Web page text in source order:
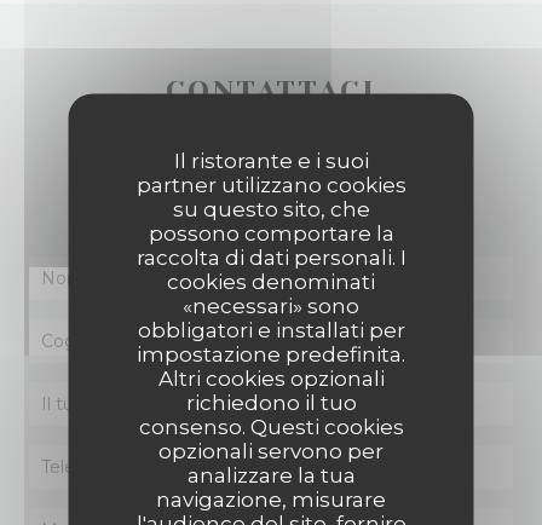
Il ristorante e i suoi
partner utilizzano cookies
su questo sito, che
possono comportare la
raccolta di dati personali. I
cookies denominati
«necessari» sono
obbligatori e installati per
impostazione predefinita.
Altri cookies opzionali
richiedono il tuo
consenso. Questi cookies
opzionali servono per
analizzare la tua
navigazione, misurare
CONTATTACI
Vuoi contattarci?
Compila il modulo sottostante!